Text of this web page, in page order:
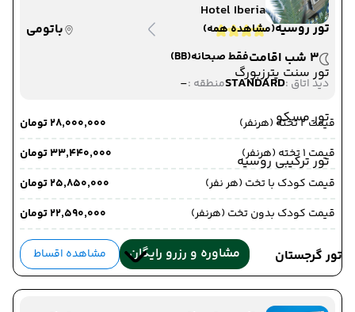
تور روسیه(مشاهده همه)
تور سنت پترزبورگ
تور مسکو
تور ترکیبی روسیه
تور گرجستان
Hotel Iberia
باتومی
3 شب اقامت
فقط صبحانه(BB)
دید اتاق :STANDARDمنطقه :-
قیمت 2 تخته (هرنفر)
۲۸٬۰۰۰٬۰۰۰ تومان
قیمت 1 تخته (هرنفر)
۳۳٬۴۴۰٬۰۰۰ تومان
قیمت کودک با تخت (هر نفر)
۲۵٬۸۵۰٬۰۰۰ تومان
قیمت کودک بدون تخت (هرنفر)
۲۲٬۵۹۰٬۰۰۰ تومان
مشاوره و رزرو رایگان مشاهده اقساط